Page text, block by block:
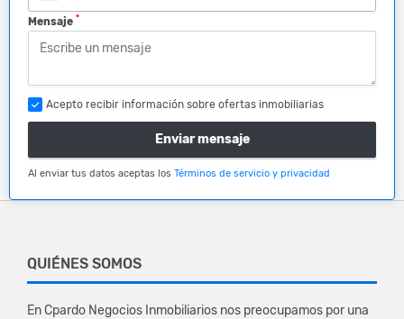
Mensaje *
Acepto recibir información sobre ofertas inmobiliarias
Enviar mensaje
Al enviar tus datos aceptas los Términos de servicio y privacidad
QUIÉNES SOMOS
En Cpardo Negocios Inmobiliarios nos preocupamos por una